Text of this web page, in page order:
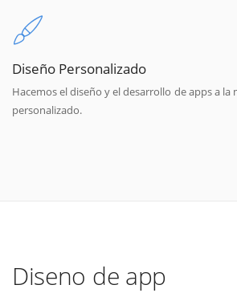
Diseño Personalizado
Hacemos el diseño y el desarrollo de apps a
personalizado.
Diseno de app